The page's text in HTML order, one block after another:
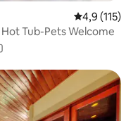
საშუალო
4,9 (115)
Hot Tub-Pets Welcome